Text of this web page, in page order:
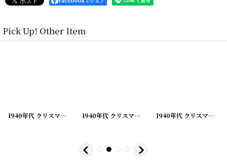
Pick Up! Other Item
[210928-2] [210928-3]
1940年代 クリスマスグリーティング ビンテージカード [210928-4]
1940年代 クリスマスグリーティング ビンテージカード 1940年代 クリスマスグリーティング ビンテージカード